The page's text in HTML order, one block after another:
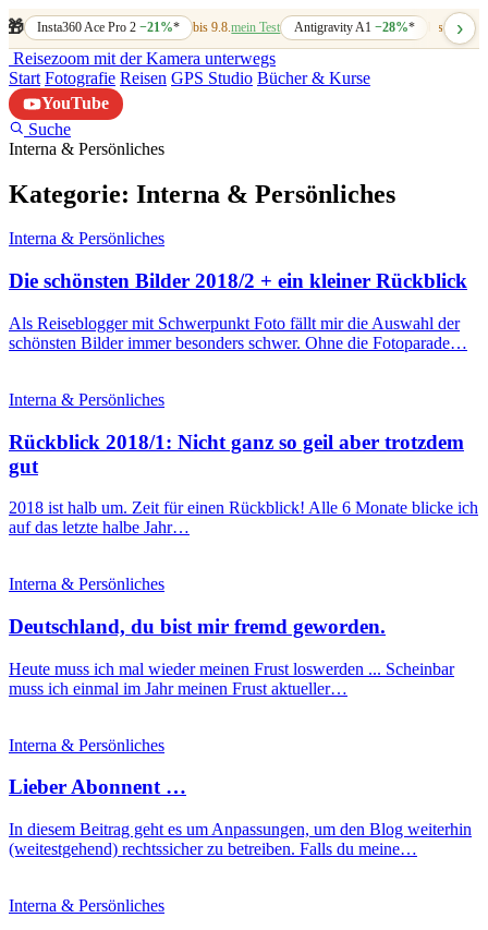
🎁 Insta360 Ace Pro 2−21%* bis 9.8.mein Test Antigravity A1 −28%* bis 7.8.
›
Reisezoom mit der Kamera unterwegs
Start Fotografie Reisen GPS Studio Bücher & Kurse
YouTube
Suche
Interna & Persönliches
Kategorie: Interna & Persönliches
Interna & Persönliches
Die schönsten Bilder 2018/2 + ein kleiner Rückblick
Als Reiseblogger mit Schwerpunkt Foto fällt mir die Auswahl der
schönsten Bilder immer besonders schwer. Ohne die Fotoparade…
Interna & Persönliches
Rückblick 2018/1: Nicht ganz so geil aber trotzdem
gut
2018 ist halb um. Zeit für einen Rückblick! Alle 6 Monate blicke ich
auf das letzte halbe Jahr…
Interna & Persönliches
Deutschland, du bist mir fremd geworden.
Heute muss ich mal wieder meinen Frust loswerden ... Scheinbar
muss ich einmal im Jahr meinen Frust aktueller…
Interna & Persönliches
Lieber Abonnent …
In diesem Beitrag geht es um Anpassungen, um den Blog weiterhin
(weitestgehend) rechtssicher zu betreiben. Falls du meine…
Interna & Persönliches